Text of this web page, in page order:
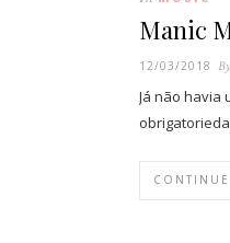
Manic
12/03/2018 By
Já não havia